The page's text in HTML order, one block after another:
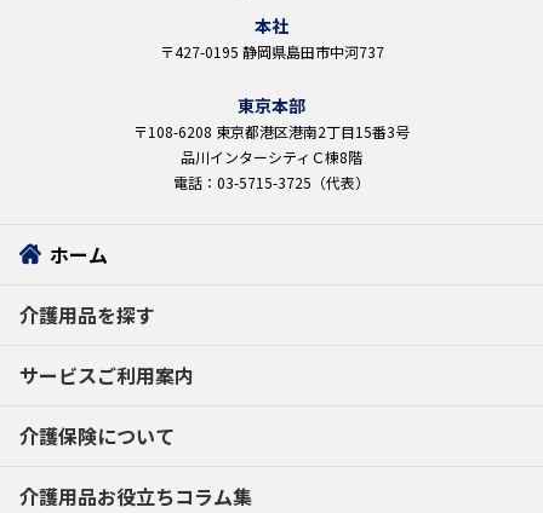
本社
〒427-0195 静岡県島田市中河737
東京本部
〒108-6208 東京都港区港南2丁目15番3号
品川インターシティＣ棟8階
電話：03-5715-3725（代表）
ホーム
介護用品を探す
サービスご利用案内
介護保険について
介護用品お役立ちコラム集